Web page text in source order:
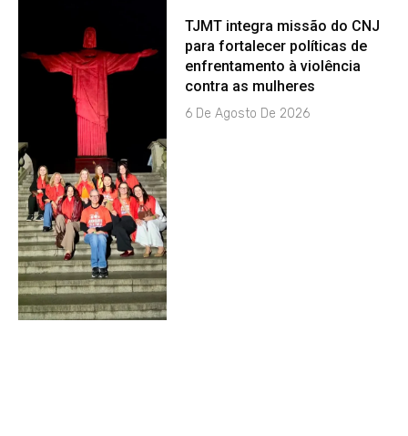
TJMT integra missão do CNJ
para fortalecer políticas de
enfrentamento à violência
contra as mulheres
6 De Agosto De 2026